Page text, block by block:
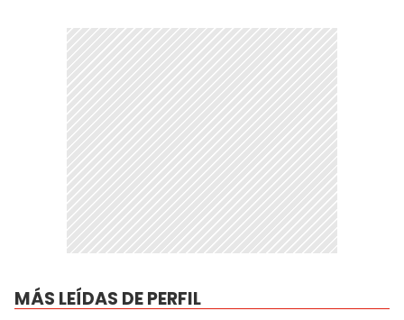
MÁS LEÍDAS DE PERFIL